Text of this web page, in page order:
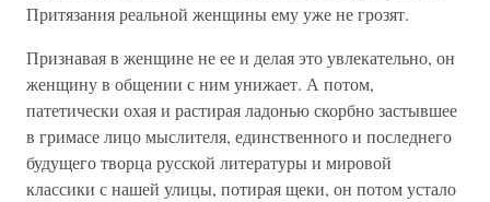
Притязания реальной женщины ему уже не грозят.
Признавая в женщине не ее и делая это увлекательно, он
женщину в общении с ним унижает. А потом,
патетически охая и растирая ладонью скорбно застывшее
в гримасе лицо мыслителя, единственного и последнего
будущего творца русской литературы и мировой
классики с нашей улицы, потирая щеки, он потом устало